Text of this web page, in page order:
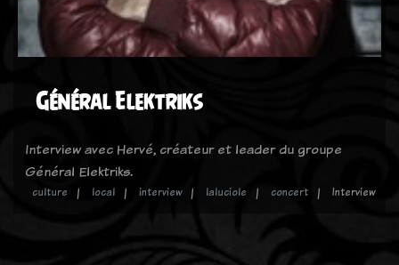
Général Elektriks
Interview avec Hervé, créateur et leader du groupe
Général Elektriks.
culture local interview laluciole concert Interview